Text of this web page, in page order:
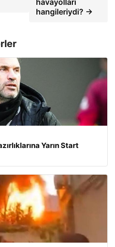
havayolları
hangileriydi? →
Yarın Start